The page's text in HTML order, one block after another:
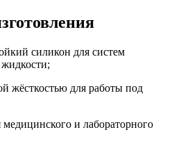
силикон для систем
жёсткостью для работы под
и лабораторного